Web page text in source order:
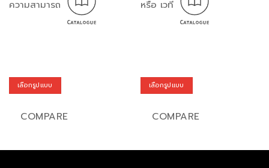
ความสามารถ
เลือกรูปแบบ
product
variants.
COMPARE
หรือ เวที
เลือกรูปแบบ
product
variants.
COMPARE